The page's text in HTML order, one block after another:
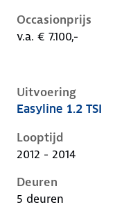
Occasionprijs
v.a. € 7.100,-
Uitvoering
Volkswagen Golf
Easyline 1.2 TSI
Looptijd
2012 - 2014
Deuren
5 deuren